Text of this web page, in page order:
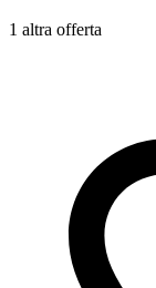
1 altra offerta